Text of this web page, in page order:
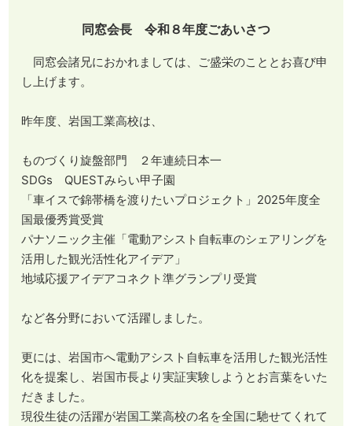
同窓会長 令和８年度ごあいさつ
同窓会諸兄におかれましては、ご盛栄のこととお喜び申
し上げます。
昨年度、岩国工業高校は、
ものづくり旋盤部門 ２年連続日本一
SDGs QUESTみらい甲子園
「車イスで錦帯橋を渡りたいプロジェクト」2025年度全
国最優秀賞受賞
パナソニック主催「電動アシスト自転車のシェアリングを
活用した観光活性化アイデア」
地域応援アイデアコネクト準グランプリ受賞
など各分野において活躍しました。
更には、岩国市へ電動アシスト自転車を活用した観光活性
化を提案し、岩国市長より実証実験しようとお言葉をいた
だきました。
現役生徒の活躍が岩国工業高校の名を全国に馳せてくれて